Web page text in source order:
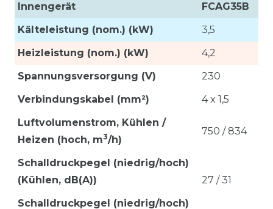
Innengerät
FCAG35B
Kälteleistung (nom.) (kW)
3,5
Heizleistung (nom.) (kW)
4,2
Spannungsversorgung (V)
230
Verbindungskabel (mm²)
4 x 1,5
Luftvolumenstrom, Kühlen /
Heizen (hoch, m3/h)
750 / 834
Schalldruckpegel (niedrig/hoch)
(Kühlen, dB(A))
27 / 31
Schalldruckpegel (niedrig/hoch)